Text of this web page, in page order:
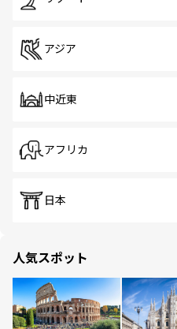
アジア
中近東
アフリカ
日本
人気スポット